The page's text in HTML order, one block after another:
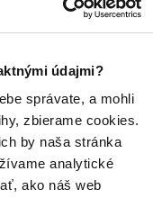
údajmi?
správate, a mohli
zbierame cookies.
by naša stránka
analytické
ako náš web